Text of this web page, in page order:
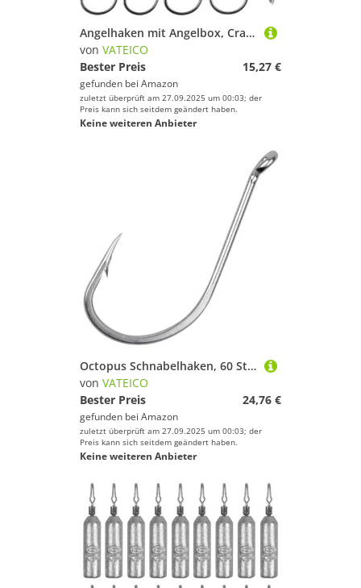
Angelhaken mit Angelbox, Crappie Jighaken mit Spinnerblatt, 3D-Augen, runder Kugelkopf, Jigs für Barsch, Forelle, Salzwasser, Süßwasserangeln (vier Größen – 12 Stück)
von VATEICO
Bester Preis
15,27 €
gefunden bei Amazon
zuletzt überprüft am 27.09.2025 um 00:03; der
Preis kann sich seitdem geändert haben.
Keine weiteren Anbieter
Octopus Schnabelhaken, 60 Stück/100 Stück Edelstahl Salzwasser Angelhaken Selbstmordköder Jig Big Game Offset Kreis Haken 8/0-60 Stück
von VATEICO
Bester Preis
24,76 €
gefunden bei Amazon
zuletzt überprüft am 27.09.2025 um 00:03; der
Preis kann sich seitdem geändert haben.
Keine weiteren Anbieter